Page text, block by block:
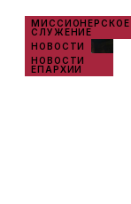
МИССИОНЕРСКОЕ
СЛУЖЕНИЕ
НОВОСТИ
НОВОСТИ
ЕПАРХИИ